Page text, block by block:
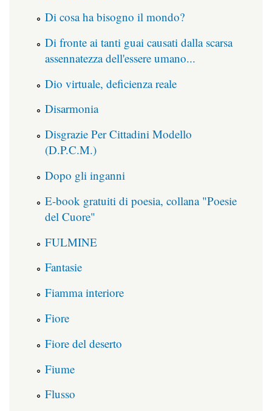
Di cosa ha bisogno il mondo?
Di fronte ai tanti guai causati dalla scarsa
assennatezza dell'essere umano...
Dio virtuale, deficienza reale
Disarmonia
Disgrazie Per Cittadini Modello
(D.P.C.M.)
Dopo gli inganni
E-book gratuiti di poesia, collana "Poesie
del Cuore"
FULMINE
Fantasie
Fiamma interiore
Fiore
Fiore del deserto
Fiume
Flusso